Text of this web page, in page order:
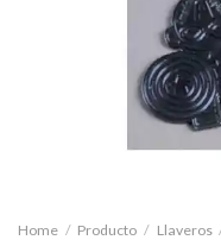
Home / Producto / Llaveros